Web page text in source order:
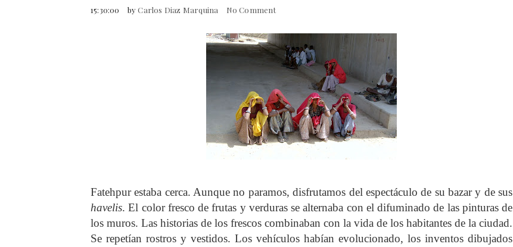
15:30:00 byCarlos Diaz Marquina No Comment
Fatehpur estaba cerca. Aunque no paramos, disfrutamos del espectáculo de su bazar y de sus
havelis. El color fresco de frutas y verduras se alternaba con el difuminado de las pinturas de
los muros. Las historias de los frescos combinaban con la vida de los habitantes de la ciudad.
Se repetían rostros y vestidos. Los vehículos habían evolucionado, los inventos dibujados